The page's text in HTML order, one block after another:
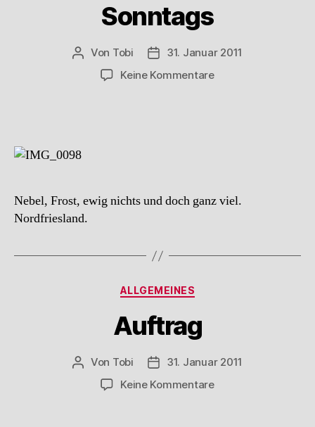
Sonntags
Beitragsautor
Von Tobi Beitragsdatum
31. Januar 2011
Keine Kommentarezu
Nebel, Frost, ewig nichts und doch ganz viel.
Nordfriesland.
Kategorien
ALLGEMEINES
Auftrag
Beitragsautor
Von Tobi Beitragsdatum
31. Januar 2011
Keine Kommentarezu